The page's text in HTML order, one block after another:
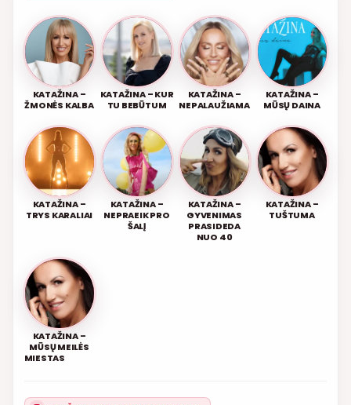
KATAŽINA –
ŽMONĖS KALBA
KATAŽINA – KUR
TU BEBŪTUM
KATAŽINA –
NEPALAUŽIAMA
KATAŽINA –
MŪSŲ DAINA
KATAŽINA –
TRYS KARALIAI
KATAŽINA –
NEPRAEIK PRO
ŠALĮ
KATAŽINA –
GYVENIMAS
PRASIDEDA
NUO 40
KATAŽINA –
TUŠTUMA
KATAŽINA –
MŪSŲ MEILĖS
MIESTAS